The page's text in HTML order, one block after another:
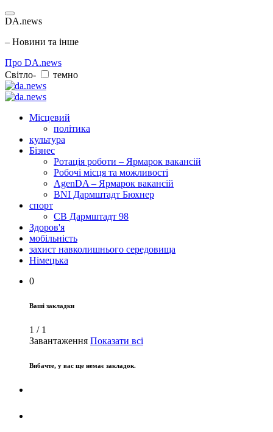
DA.news
– Новини та інше
Про DA.news
Світло-
темно
Місцевий
політика
культура
Бізнес
Ротація роботи – Ярмарок вакансій
Робочі місця та можливості
AgenDA – Ярмарок вакансій
BNI Дармштадт Бюхнер
спорт
СВ Дармштадт 98
Здоров'я
мобільність
захист навколишнього середовища
Німецька
0
Ваші закладки
1 / 1
Завантаження Показати всі
Вибачте, у вас ще немає закладок.